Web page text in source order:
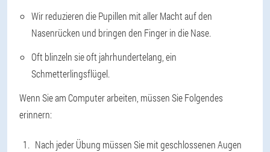
Wir reduzieren die Pupillen mit aller Macht auf den
Nasenrücken und bringen den Finger in die Nase.
Oft blinzeln sie oft jahrhundertelang, ein
Schmetterlingsflügel.
Wenn Sie am Computer arbeiten, müssen Sie Folgendes
erinnern:
Nach jeder Übung müssen Sie mit geschlossenen Augen